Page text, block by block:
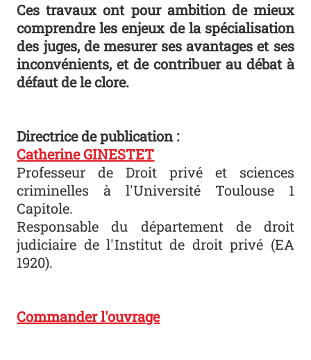
Ces travaux ont pour ambition de mieux
comprendre les enjeux de la spécialisation
des juges, de mesurer ses avantages et ses
inconvénients, et de contribuer au débat à
défaut de le clore.
Directrice de publication :
Catherine GINESTET
Professeur de Droit privé et sciences
criminelles à l'Université Toulouse 1
Capitole.
Responsable du département de droit
judiciaire de l'Institut de droit privé (EA
1920).
Commander l'ouvrage